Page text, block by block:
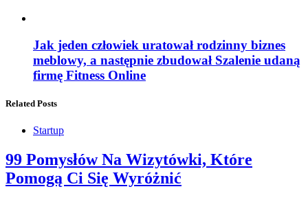
Jak jeden człowiek uratował rodzinny biznes
meblowy, a następnie zbudował Szalenie udaną
firmę Fitness Online
Related Posts
Startup
99 Pomysłów Na Wizytówki, Które
Pomogą Ci Się Wyróżnić